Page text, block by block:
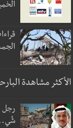
الأكثر مشاهدة